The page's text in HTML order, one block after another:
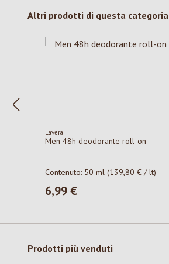
Salta la galleria dei prodotti
Altri prodotti di questa categoria
Lavera
Men 48h deodorante roll-on
Contenuto: 50 ml(139,80 € / lt)
Prezzo normale:
6,99 €
Salta la galleria dei prodotti
Prodotti più venduti